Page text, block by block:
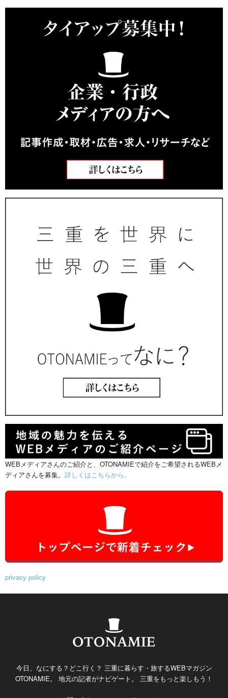
WEBメディアさんのご紹介と、OTONAMIEで紹介をご希望されるWEBメ
ディアさんを募集。 詳しくはこちらから。
privacy policy
今日、なにする？どこ行く？ 三重に暮らす・旅するWEBマガジン
OTONAMIE。 地元の記者がナビゲート。 三重をもっと楽しもう！